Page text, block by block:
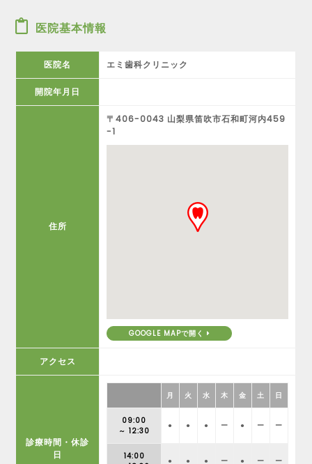
医院基本情報
医院名 エミ歯科クリニック
開院年月日
住所
〒406-0043 山梨県笛吹市石和町河内459
-1
GOOGLE MAPで開く
アクセス
診療時間・休診
日
月 火 水 木 金 土 日
09:00
～ 12:30
● ● ● ー ● ー ー
14:00
● ● ● ー ● ー ー